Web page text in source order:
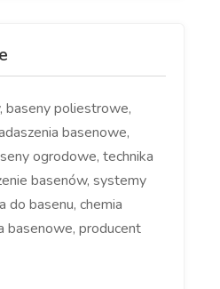
baseny poliestrowe,
basenowe,
ogrodowe, technika
basenów, systemy
do basenu, chemia
basenowe, producent